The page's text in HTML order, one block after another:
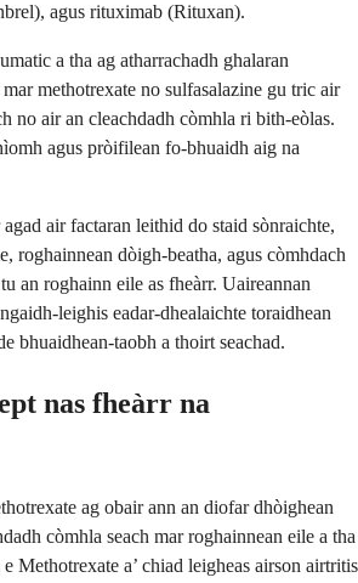
agus rituximab (Rituxan).
a tha ag atharrachadh ghalaran
methotrexate no sulfasalazine gu tric air
no air an cleachdadh còmhla ri bith-eòlas.
agus pròifilean fo-bhuaidh aig na
air factaran leithid do staid sònraichte,
roghainnean dòigh-beatha, agus còmhdach
an roghainn eile as fheàrr. Uaireannan
leighis eadar-dhealaichte toraidhean
bhuaidhean-taobh a thoirt seachad.
nas fheàrr na
ag obair ann an diofar dhòighean
còmhla seach mar roghainnean eile a tha
Methotrexate a’ chiad leigheas airson airtritis